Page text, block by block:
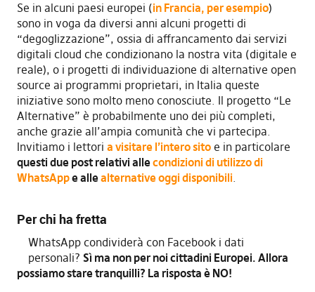
Se in alcuni paesi europei (in Francia, per esempio)
sono in voga da diversi anni alcuni progetti di
“degogIizzazione”, ossia di affrancamento dai servizi
digitali cloud che condizionano la nostra vita (digitale e
reale), o i progetti di individuazione di alternative open
source ai programmi proprietari, in Italia queste
iniziative sono molto meno conosciute. Il progetto “Le
Alternative” è probabilmente uno dei più completi,
anche grazie all’ampia comunità che vi partecipa.
Invitiamo i lettori a visitare l’intero sitoe in particolare
questi due post relativi allecondizioni di utilizzo di
WhatsAppe allealternative oggi disponibili.
Per chi ha fretta
WhatsApp condividerà con Facebook i dati
personali? Sì ma non per noi cittadini Europei. Allora
possiamo stare tranquilli? La risposta è NO!